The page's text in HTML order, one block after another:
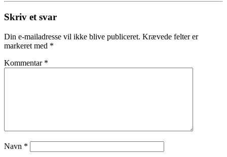
Skriv et svar
Din e-mailadresse vil ikke blive publiceret. Krævede felter er
markeret med *
Kommentar *
Navn *